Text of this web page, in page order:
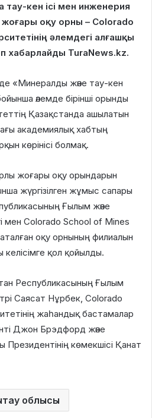
тау-кен ісі мен инженерия
оқу орны – Colorado
әлемдегі алғашқы
хабарлайды TuraNews.kz.
«Минералды және тау-кен
әлемде бірінші орынды
Қазақстанда ашылатын
академиялық хабтың
көрінісі болмақ.
жоғары оқу орындарын
жүргізілген жұмыс сапары
Ғылым және
мен Colorado School of Mines
оқу орнының филиалын
қол қойылды.
Республикасының Ғылым
Саясат Нұрбек, Colorado
жаһандық бастамалар
Джон Брэдфорд және
көмекшісі Қанат
облысы